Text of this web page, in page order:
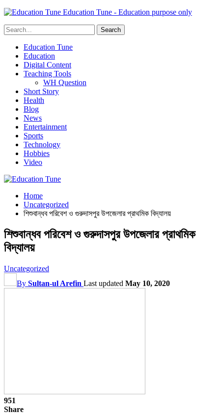
Education Tune - Education purpose only
Education Tune
Education
Digital Content
Teaching Tools
WH Question
Short Story
Health
Blog
News
Entertainment
Sports
Technology
Hobbies
Video
Home
Uncategorized
শিশুবান্ধব পরিবেশ ও গুরুদাসপুর উপজেলার প্রাথমিক বিদ্যালয়
শিশুবান্ধব পরিবেশ ও গুরুদাসপুর উপজেলার প্রাথমিক
বিদ্যালয়
Uncategorized
By Sultan-ul Arefin Last updated May 10, 2020
951
Share